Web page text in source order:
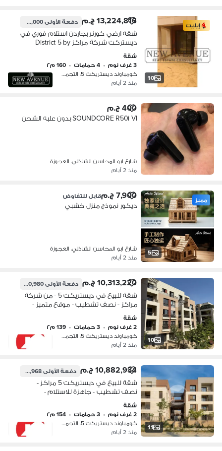
10
إيليت 13,224,816 ج.م دفعة الأولى12,000,000 ج.م
شقة ارضي كورنر بجاردن استلام فوري في
ديستركت شركة مراكز District 5 by
Marakez
شقة
3 غرف نوم
• 4 حمامات • 160 م٢
كومباوند ديستريكت 5، التجمع الخامس
منذ 2 أيام
400 ج.م
SOUNDCORE R50i VI بدون علبه الشحن
شارع ابو المحاسن الشاذلي، العجوزة
منذ 2 أيام
5
مميز 7,900 ج.م قابل للتفاوض
ديكور نموذج منزل خشبي
شارع ابو المحاسن الشاذلي، العجوزة
منذ 2 أيام
10
10,313,220 ج.م دفعة الأولى7,790,980 ج.م
شقة للبيع في ديستريكت 5 - من شركة
مراكز - نصف تشطيب - موقع متميز -
حمامات
شقة
2 غرف نوم
• 3 حمامات • 139 م٢
كومباوند ديستريكت 5، التجمع الخامس
منذ 2 أيام
11
10,882,934 ج.م دفعة الأولى7,932,968 ج.م
شقة للبيع في ديستريكت 5 مراكز -
نصف تشطيب - جاهزة للاستلام -
حمامات
شقة
2 غرف نوم
• 3 حمامات • 154 م٢
كومباوند ديستريكت 5، التجمع الخامس
منذ 2 أيام